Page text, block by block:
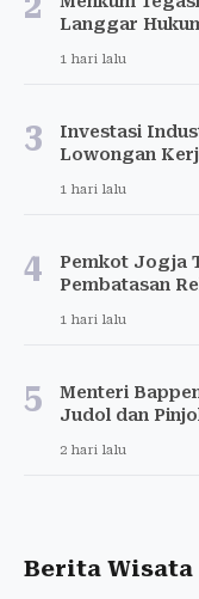
Langgar
1 hari lalu
3
Investasi
Lowongan
1 hari lalu
4
Pemkot Jogja
Pembatasan
1 hari lalu
5
Menteri
Judol dan
2 hari lalu
Berita Wisata